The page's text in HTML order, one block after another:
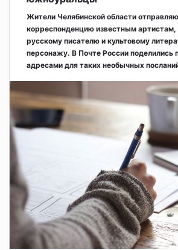
Жители Челябинской области
корреспонденцию известным артистам,
русскому писателю и культовому
персонажу. В Почте России поделились
адресами для таких необычных